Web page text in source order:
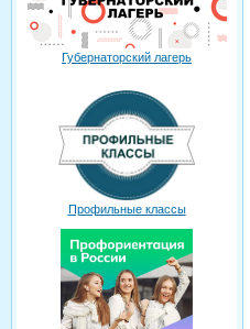
Губернаторский лагерь
Профильные классы